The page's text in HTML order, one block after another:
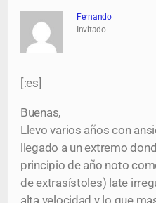
Fernando
Invitado
[:es]
Buenas,
Llevo varios años con
llegado a un extremo
principio de año noto
de extrasístoles) late
alta velocidad y lo que